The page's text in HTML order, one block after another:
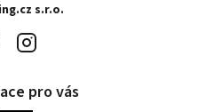
s.r.o.
pro vás